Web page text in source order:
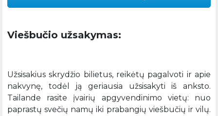
Viešbučio užsakymas:
Užsisakius skrydžio bilietus, reikėtų pagalvoti ir apie
nakvynę, todėl ją geriausia užsisakyti iš anksto.
Tailande rasite įvairių apgyvendinimo vietų: nuo
paprastų svečių namų iki prabangių viešbučių ir vilų.